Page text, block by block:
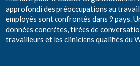
approfondi des préoccupations au
employés sont confrontés dans 9 pays.
données concrètes, tirées de
travailleurs et les cliniciens qualifiés du